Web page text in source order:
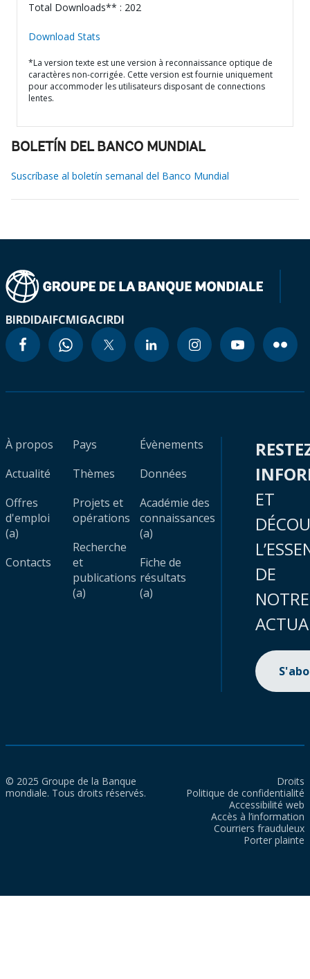
Total Downloads** : 202
Download Stats
*La version texte est une version à reconnaissance optique de
caractères non-corrigée. Cette version est fournie uniquement
pour accommoder les utilisateurs disposant de connections
lentes.
BOLETÍN DEL BANCO MUNDIAL
Suscríbase al boletín semanal del Banco Mundial
BIRDIDAIFCMIGACIRDI
À propos
Actualité
Offres
d'emploi
(a)
Contacts
Pays
Thèmes
Projets et
opérations
Recherche
et
publications
(a)
Évènements
Données
Académie des
connaissances
(a)
Fiche de
résultats
(a)
ET
DE
NOTRE
© 2025 Groupe de la Banque
mondiale. Tous droits réservés.
Droits
Politique de confidentialité
Accessibilité web
Accès à l’information
Courriers frauduleux
Porter plainte